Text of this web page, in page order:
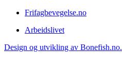
Frifagbevegelse.no
Arbeidslivet
Design og utvikling av Bonefish.no.